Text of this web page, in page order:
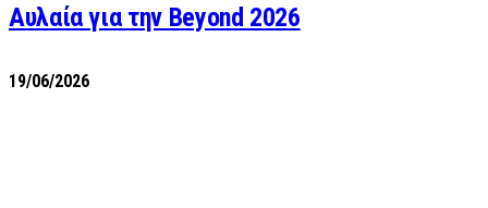
Αυλαία για την Beyond 2026
19/06/2026